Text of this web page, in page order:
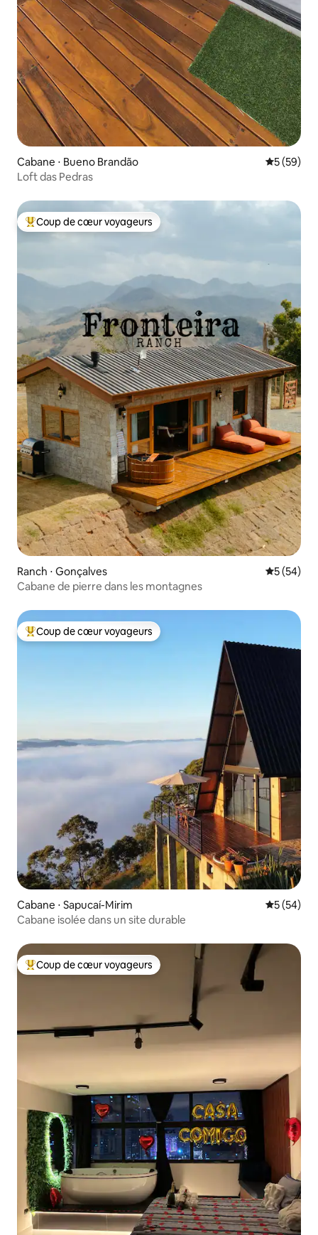
Cabane ⋅ Bueno Brandão
5 (59)
Loft das Pedras
Coups de cœur voyageurs les plus appréciés
Coup de cœur voyageurs
Ranch ⋅ Gonçalves
5 (54)
Cabane de pierre dans les montagnes
Coups de cœur voyageurs les plus appréciés
Coup de cœur voyageurs
Cabane ⋅ Sapucaí-Mirim
5 (54)
Cabane isolée dans un site durable
Coups de cœur voyageurs les plus appréciés
Coup de cœur voyageurs